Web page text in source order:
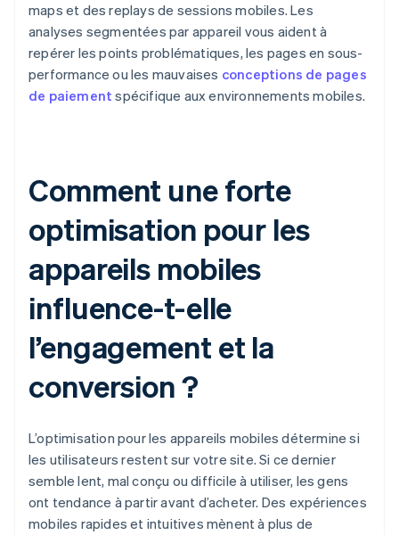
maps et des replays de sessions mobiles. Les
analyses segmentées par appareil vous aident à
repérer les points problématiques, les pages en sous-
performance ou les mauvaises conceptions de pages
de paiement spécifique aux environnements mobiles.
Comment une forte
optimisation pour les
appareils mobiles
influence-t-elle
l’engagement et la
conversion ?
L’optimisation pour les appareils mobiles détermine si
les utilisateurs restent sur votre site. Si ce dernier
semble lent, mal conçu ou difficile à utiliser, les gens
ont tendance à partir avant d’acheter. Des expériences
mobiles rapides et intuitives mènent à plus de